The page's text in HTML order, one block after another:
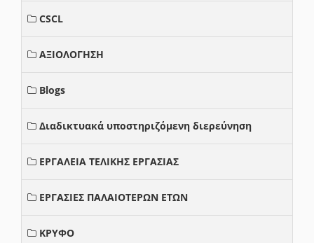
CSCL
ΑΞΙΟΛΟΓΗΣΗ
Blogs
Διαδικτυακά υποστηριζόμενη διερεύνηση
ΕΡΓΑΛΕΙΑ ΤΕΛΙΚΗΣ ΕΡΓΑΣΙΑΣ
ΕΡΓΑΣΙΕΣ ΠΑΛΑΙΟΤΕΡΩΝ ΕΤΩΝ
ΚΡΥΦΟ